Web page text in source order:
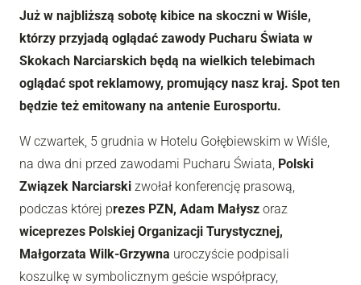
Już w najbliższą sobotę kibice na skoczni w Wiśle,
którzy przyjadą oglądać zawody Pucharu Świata w
Skokach Narciarskich będą na wielkich telebimach
oglądać spot reklamowy, promujący nasz kraj. Spot ten
będzie też emitowany na antenie Eurosportu.
W czwartek, 5 grudnia w Hotelu Gołębiewskim w Wiśle,
na dwa dni przed zawodami Pucharu Świata, Polski
Związek Narciarski zwołał konferencję prasową,
podczas której prezes PZN, Adam Małysz oraz
wiceprezes Polskiej Organizacji Turystycznej,
Małgorzata Wilk-Grzywna uroczyście podpisali
koszulkę w symbolicznym geście współpracy,